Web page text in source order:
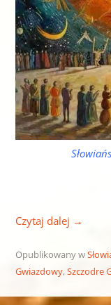
Czytaj dalej →
Opublikowany w
Gwiazdowy,Szczodre